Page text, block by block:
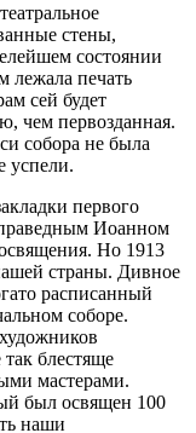
стены,
состоянии
лежала печать
сей будет
чем первозданная.
собора не была
успели.
первого
Иоанном
Но 1913
страны. Дивное
расписанный
соборе.
блестяще
мастерами.
был освящен 100
наши